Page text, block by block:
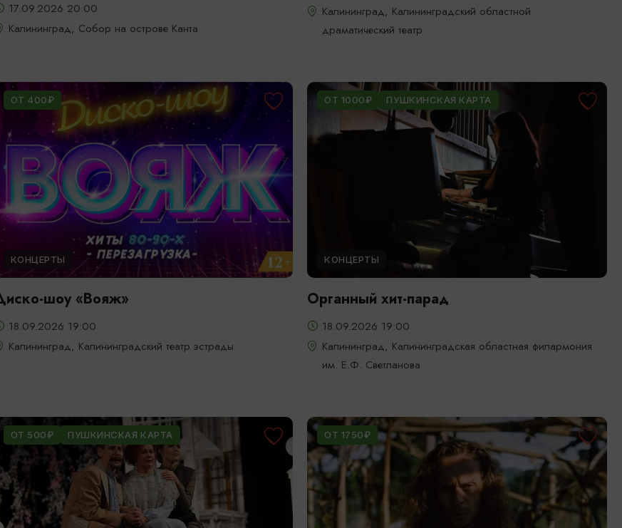
17.09.2026 20:00
Калининград, Собор на острове Канта
Калининград, Калининградский областной
драматический театр
ОТ 400₽
КОНЦЕРТЫ
шоу «Вояж»
18.09.2026 19:00
Калининград, Калининградский театр эстрады
ОТ 1000₽ ПУШКИНСКАЯ КАРТА
КОНЦЕРТЫ
Органный хит-парад
18.09.2026 19:00
Калининград, Калининградская областная филармония
им. Е.Ф. Светланова
ОТ 500₽ ПУШКИНСКАЯ КАРТА ОТ 1750₽